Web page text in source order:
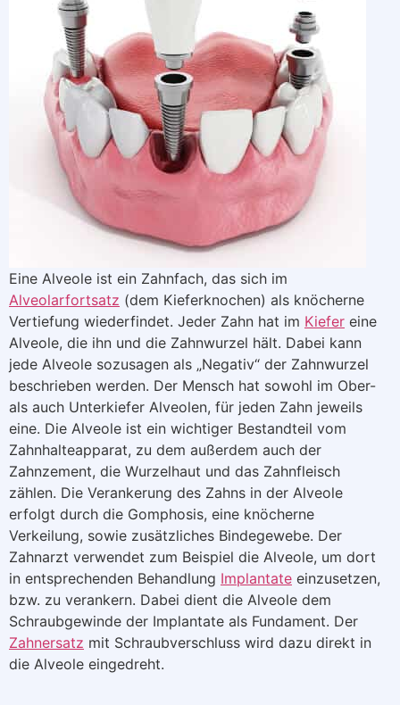
Eine Alveole ist ein Zahnfach, das sich im
Alveolarfortsatz (dem Kieferknochen) als knöcherne
Vertiefung wiederfindet. Jeder Zahn hat im Kiefer eine
Alveole, die ihn und die Zahnwurzel hält. Dabei kann
jede Alveole sozusagen als „Negativ“ der Zahnwurzel
beschrieben werden. Der Mensch hat sowohl im Ober-
als auch Unterkiefer Alveolen, für jeden Zahn jeweils
eine. Die Alveole ist ein wichtiger Bestandteil vom
Zahnhalteapparat, zu dem außerdem auch der
Zahnzement, die Wurzelhaut und das Zahnfleisch
zählen. Die Verankerung des Zahns in der Alveole
erfolgt durch die Gomphosis, eine knöcherne
Verkeilung, sowie zusätzliches Bindegewebe. Der
Zahnarzt verwendet zum Beispiel die Alveole, um dort
in entsprechenden Behandlung Implantate einzusetzen,
bzw. zu verankern. Dabei dient die Alveole dem
Schraubgewinde der Implantate als Fundament. Der
Zahnersatz mit Schraubverschluss wird dazu direkt in
die Alveole eingedreht.